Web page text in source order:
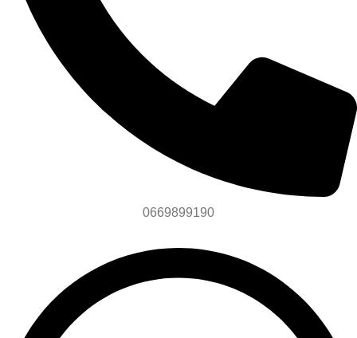
0669899190